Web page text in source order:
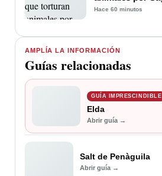
AMPLÍA LA INFORMACIÓN
Guías relacionadas
GUÍA IMPRESCINDIBLE
Elda
Abrir guía →
Salt de Penàguila
Abrir guía →
Hace 60 minutos